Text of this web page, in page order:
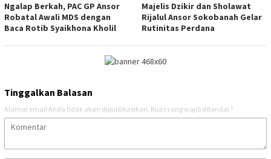
Ngalap Berkah, PAC GP Ansor
Robatal Awali MDS dengan
Baca Rotib Syaikhona Kholil
Majelis Dzikir dan Sholawat
Rijalul Ansor Sokobanah Gelar
Rutinitas Perdana
Tinggalkan Balasan
Alamat email Anda tidak akan dipublikasikan. Ruas yang wajib ditandai *